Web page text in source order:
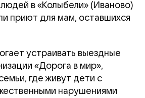
в «Колыбели» (Иваново)
приют для мам, оставшихся
устраивать выездные
«Дорога в мир»,
где живут дети с
нарушениями